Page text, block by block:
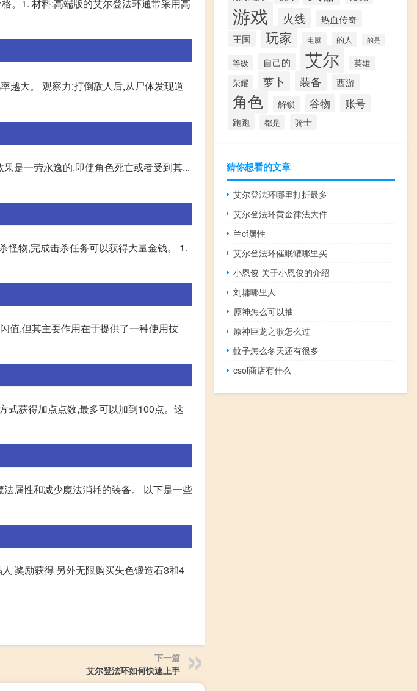
。1. 材料:高端版的艾尔登法环通常采用高
越大。 观察力:打倒敌人后,从尸体发现道
是一劳永逸的,即使角色死亡或者受到其...
怪物,完成击杀任务可以获得大量金钱。 1.
值,但其主要作用在于提供了一种使用技
式获得加点点数,最多可以加到100点。这
属性和减少魔法消耗的装备。 以下是一些
奖励获得 另外无限购买失色锻造石3和4
下一篇
艾尔登法环如何快速上手
游戏 火线 热血传奇
王国 玩家 电脑 的人 的是
等级 自己的 艾尔 英雄
荣耀 萝卜 装备 西游
角色 解锁 谷物 账号
跑跑 都是 骑士
猜你想看的文章
艾尔登法环哪里打折最多
艾尔登法环黄金律法大件
兰cf属性
艾尔登法环催眠罐哪里买
小恩俊 关于小恩俊的介绍
刘墉哪里人
原神怎么可以抽
原神巨龙之歌怎么过
蚊子怎么冬天还有很多
csol商店有什么